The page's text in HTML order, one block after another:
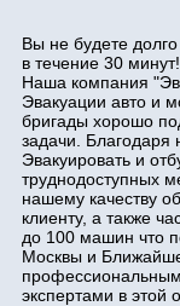
Вы не будете
в течение 30 минут!
Наша компания
Эвакуации авто и
бригады хорошо
задачи.
Эвакуировать и
труднодоступных
нашему качеству
клиенту, а также
до 100 машин что
Москвы и
экспертами в этой